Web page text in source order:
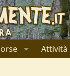
Attività